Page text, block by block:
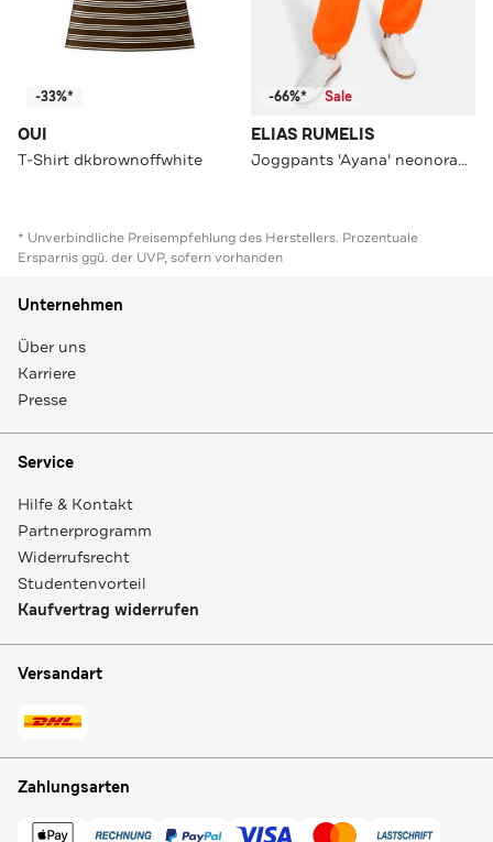
-33%*
OUI
T-Shirt dkbrownoffwhite
-66%* Sale
ELIAS RUMELIS
Joggpants 'Ayana' neonorange
* Unverbindliche Preisempfehlung des Herstellers. Prozentuale
Ersparnis ggü. der UVP, sofern vorhanden
Unternehmen
Über uns
Karriere
Presse
Service
Hilfe & Kontakt
Partnerprogramm
Widerrufsrecht
Studentenvorteil
Kaufvertrag widerrufen
Versandart
Zahlungsarten